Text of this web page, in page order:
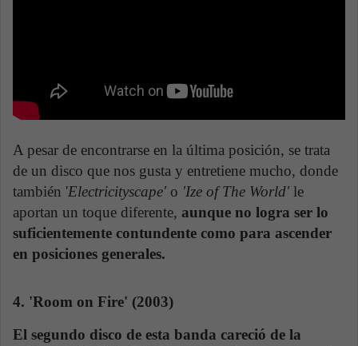
A pesar de encontrarse en la última posición, se trata
de un disco que nos gusta y entretiene mucho, donde
también 'Electricityscape' o 'Ize of The World' le
aportan un toque diferente, aunque no logra ser lo
suficientemente contundente como para ascender
en posiciones generales.
4. 'Room on Fire' (2003)
El segundo disco de esta banda careció de la